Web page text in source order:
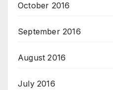
October 2016
September 2016
August 2016
July 2016